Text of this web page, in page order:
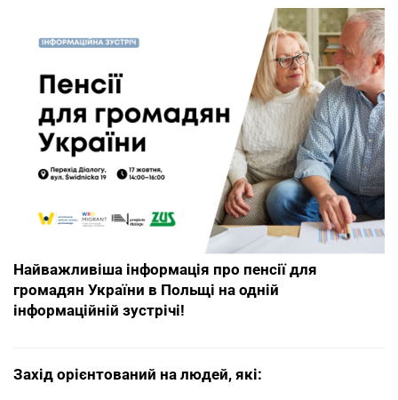
Найважливіша інформація про пенсії для
громадян України в Польщі на одній
інформаційній зустрічі!
Захід орієнтований на людей, які: